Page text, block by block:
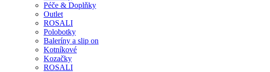
Péče & Doplňky
Outlet
ROSALI
Polobotky
Baleríny a slip on
Kotníkové
Kozačky
ROSALI